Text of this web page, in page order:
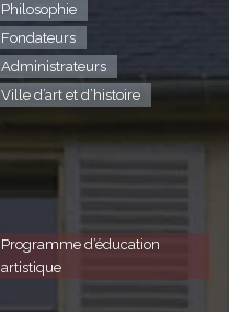
Philosophie
Fondateurs
Administrateurs
Ville d’art et d’histoire
Programme d’éducation
artistique